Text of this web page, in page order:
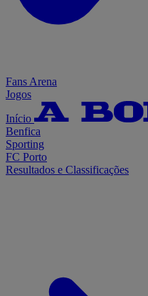
Fans Arena
Jogos
Início
Benfica
Sporting
FC Porto
Resultados e Classificações